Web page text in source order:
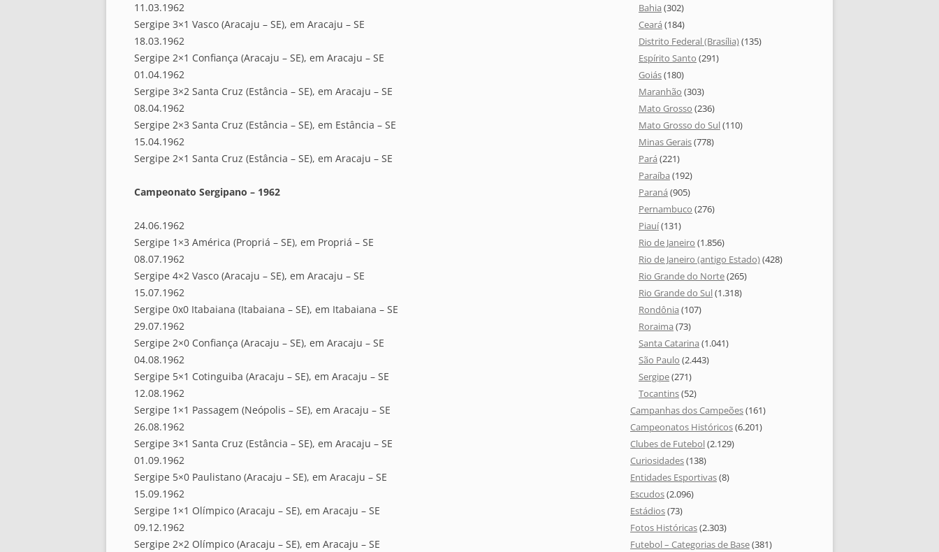
11.03.1962
Sergipe 3×1 Vasco (Aracaju – SE), em Aracaju – SE
18.03.1962
Sergipe 2×1 Confiança (Aracaju – SE), em Aracaju – SE
01.04.1962
Sergipe 3×2 Santa Cruz (Estância – SE), em Aracaju – SE
08.04.1962
Sergipe 2×3 Santa Cruz (Estância – SE), em Estância – SE
15.04.1962
Sergipe 2×1 Santa Cruz (Estância – SE), em Aracaju – SE
Campeonato Sergipano – 1962
24.06.1962
Sergipe 1×3 América (Propriá – SE), em Propriá – SE
08.07.1962
Sergipe 4×2 Vasco (Aracaju – SE), em Aracaju – SE
15.07.1962
Sergipe 0x0 Itabaiana (Itabaiana – SE), em Itabaiana – SE
29.07.1962
Sergipe 2×0 Confiança (Aracaju – SE), em Aracaju – SE
04.08.1962
Sergipe 5×1 Cotinguiba (Aracaju – SE), em Aracaju – SE
12.08.1962
Sergipe 1×1 Passagem (Neópolis – SE), em Aracaju – SE
26.08.1962
Sergipe 3×1 Santa Cruz (Estância – SE), em Aracaju – SE
01.09.1962
Sergipe 5×0 Paulistano (Aracaju – SE), em Aracaju – SE
15.09.1962
Sergipe 1×1 Olímpico (Aracaju – SE), em Aracaju – SE
09.12.1962
Sergipe 2×2 Olímpico (Aracaju – SE), em Aracaju – SE
Bahia (302)
Ceará (184)
Distrito Federal (Brasília)(135)
Espírito Santo (291)
Goiás(180)
Maranhão (303)
Mato Grosso (236)
Mato Grosso do Sul(110)
Minas Gerais(778)
Pará (221)
Paraíba (192)
Paraná (905)
Pernambuco (276)
Piauí(131)
Rio de Janeiro (1.856)
Rio de Janeiro (antigo Estado)(428)
Rio Grande do Norte(265)
Rio Grande do Sul(1.318)
Rondônia (107)
Roraima (73)
Santa Catarina (1.041)
São Paulo (2.443)
Sergipe(271)
Tocantins(52)
Campanhas dos Campeões(161)
Campeonatos Históricos(6.201)
Clubes de Futebol(2.129)
Curiosidades(138)
Entidades Esportivas(8)
Escudos(2.096)
Estádios(73)
Fotos Históricas(2.303)
Futebol – Categorias de Base(381)